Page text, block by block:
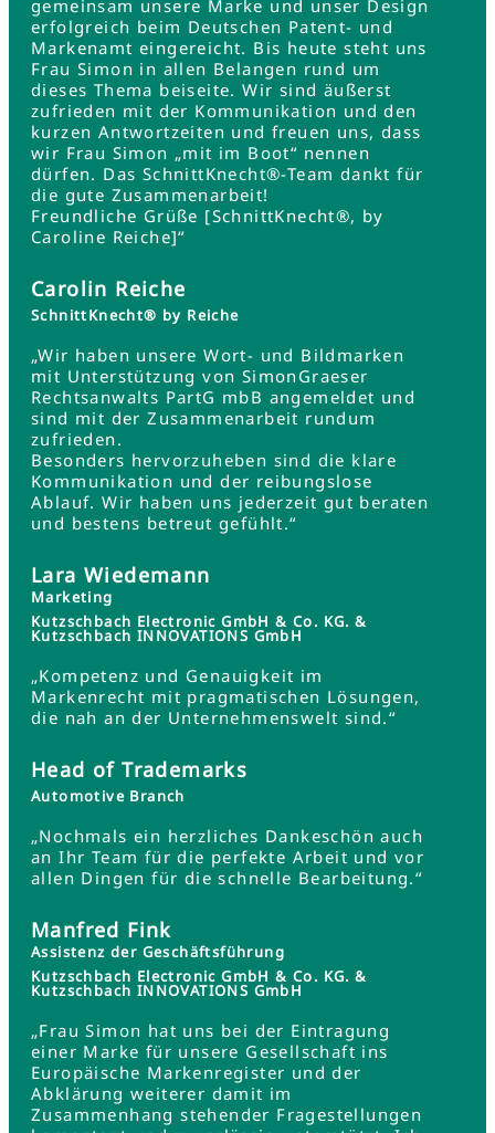
gemeinsam unsere Marke und unser Design
erfolgreich beim Deutschen Patent- und
Markenamt eingereicht. Bis heute steht uns
Frau Simon in allen Belangen rund um
dieses Thema beiseite. Wir sind äußerst
zufrieden mit der Kommunikation und den
kurzen Antwortzeiten und freuen uns, dass
wir Frau Simon „mit im Boot“ nennen
dürfen. Das SchnittKnecht®-Team dankt für
die gute Zusammenarbeit!
Freundliche Grüße [SchnittKnecht®, by
Caroline Reiche]“
Carolin Reiche
SchnittKnecht® by Reiche
„Wir haben unsere Wort- und Bildmarken
mit Unterstützung von SimonGraeser
Rechtsanwalts PartG mbB angemeldet und
sind mit der Zusammenarbeit rundum
zufrieden.
Besonders hervorzuheben sind die klare
Kommunikation und der reibungslose
Ablauf. Wir haben uns jederzeit gut beraten
und bestens betreut gefühlt.“
Lara Wiedemann
Marketing
Kutzschbach Electronic GmbH & Co. KG. &
Kutzschbach INNOVATIONS GmbH
„Kompetenz und Genauigkeit im
Markenrecht mit pragmatischen Lösungen,
die nah an der Unternehmenswelt sind.“
Head of Trademarks
Automotive Branch
„Nochmals ein herzliches Dankeschön auch
an Ihr Team für die perfekte Arbeit und vor
allen Dingen für die schnelle Bearbeitung.“
Manfred Fink
Assistenz der Geschäftsführung
Kutzschbach Electronic GmbH & Co. KG. &
Kutzschbach INNOVATIONS GmbH
„Frau Simon hat uns bei der Eintragung
einer Marke für unsere Gesellschaft ins
Europäische Markenregister und der
Abklärung weiterer damit im
Zusammenhang stehender Fragestellungen